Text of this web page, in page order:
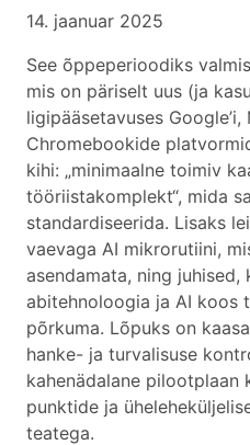
14. jaanuar 2025
See õppeperioodiks
mis on päriselt uus (ja
ligipääsetavuses
Chromebookide
kihi: „minimaalne toimiv
tööriistakomplekt“, mida
standardiseerida. Lisaks
vaevaga AI mikrorutiini,
asendamata, ning juhised,
abitehnoloogia ja AI koos
põrkuma. Lõpuks on
hanke- ja turvalisuse
kahenädalane pilootplaan
punktide ja
teatega.